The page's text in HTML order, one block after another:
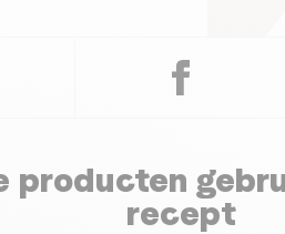
producten
recept